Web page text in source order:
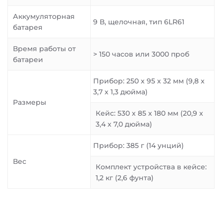
Аккумуляторная
батарея
9 В, щелочная, тип 6LR61
Время работы от
батареи
> 150 часов или 3000 проб
Размеры
Прибор: 250 x 95 x 32 мм (9,8 x
3,7 x 1,3 дюйма)
Кейс: 530 x 85 x 180 мм (20,9 x
3,4 x 7,0 дюйма)
Вес
Прибор: 385 г (14 унций)
Комплект устройства в кейсе:
1,2 кг (2,6 фунта)